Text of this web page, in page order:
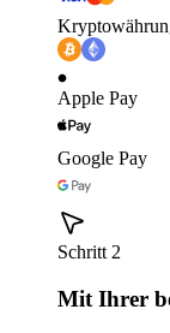
Apple Pay
Google Pay
Schritt 2
Mit Ihrer